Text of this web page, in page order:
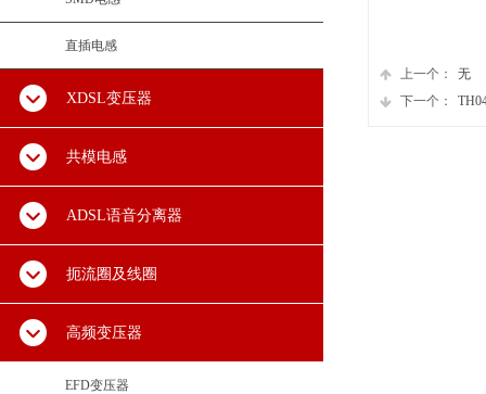
上一个：
无
下一个：
直插电感
XDSL变压器
共模电感
ADSL语音分离器
扼流圈及线圈
高频变压器
EFD变压器